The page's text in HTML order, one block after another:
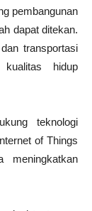
pembangunan
dapat ditekan.
transportasi
hidup
teknologi
of Things
meningkatkan